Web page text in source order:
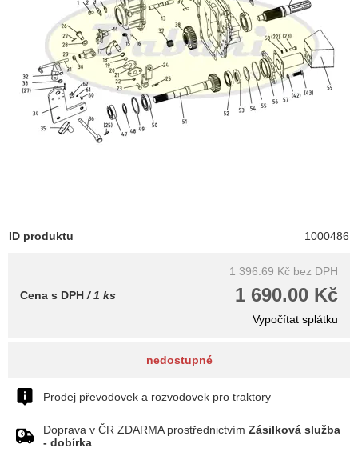
ID produktu 1000486
1 396.69 Kč bez DPH
1 690.00 Kč
Cena s DPH / 1 ks
Vypočítat splátku
nedostupné
Prodej převodovek a rozvodovek pro traktory
Doprava v ČR ZDARMA prostřednictvím Zásilková služba
- dobírka